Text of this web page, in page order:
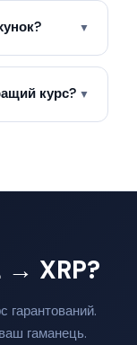
▼
курс? ▼
→ XRP?
гарантований.
гаманець.